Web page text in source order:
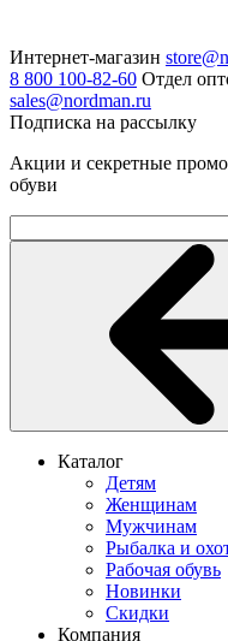
Интернет-магазин
8 800 100-82-60 Отдел
sales@nordman.ru
Подписка на рассылку
Акции и секретные
обуви
Каталог
Детям
Женщинам
Мужчинам
Рыбалка и
Рабочая обувь
Новинки
Скидки
Компания